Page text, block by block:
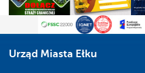
Urząd Miasta Ełku